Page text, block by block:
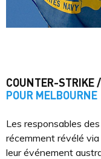
COUNTER-STRIKE /
POUR MELBOURNE
Les responsables
récemment révélé
leur événement